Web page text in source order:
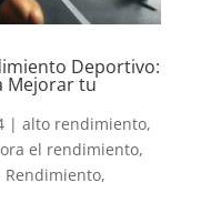
Deportivo:
Mejorar tu
| alto rendimiento,
el rendimiento,
Rendimiento,